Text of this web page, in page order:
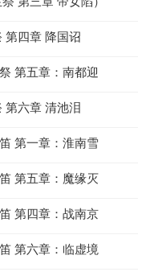
第四章 降国诏
第五章：南都迎
第六章 清池泪
第一章：淮南雪
第五章：魔缘灭
第四章：战南京
第六章：临虚境